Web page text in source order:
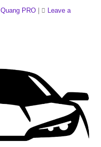
Quang PRO
Leave a